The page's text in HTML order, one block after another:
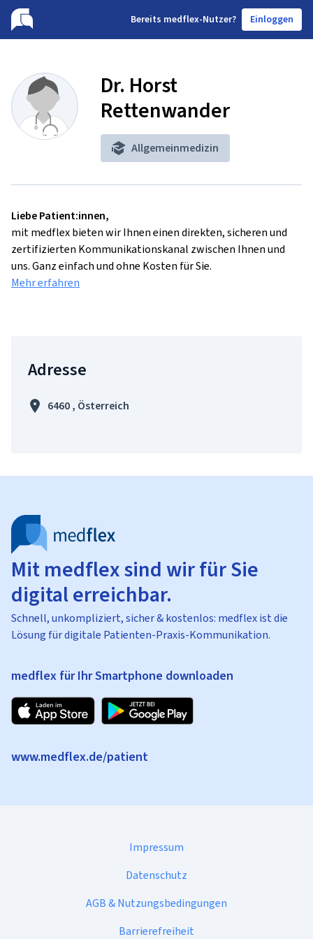
Bereits medflex-Nutzer? Einloggen
Dr. Horst
Rettenwander
Allgemeinmedizin
Liebe Patient:innen,
mit medflex bieten wir Ihnen einen direkten, sicheren und
zertifizierten Kommunikationskanal zwischen Ihnen und
uns. Ganz einfach und ohne Kosten für Sie.
Mehr erfahren
Adresse
6460 , Österreich
Mit medflex sind wir für Sie
digital erreichbar.
Schnell, unkompliziert, sicher & kostenlos: medflex ist die
Lösung für digitale Patienten-Praxis-Kommunikation.
medflex für Ihr Smartphone downloaden
www.medflex.de/patient
Impressum
Datenschutz
AGB & Nutzungsbedingungen
Barrierefreiheit